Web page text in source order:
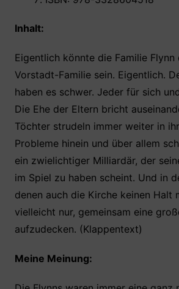
Inhalt:
Eigentlich könnte die Familie Flynn
Vorstadt-Familie sein. Eigentlich.
haben es schwer. Jeder für sich
Die Ehe der Eltern bricht
Töchter strudeln immer weiter in
Probleme hinein und über allem
ein zwielichtiger Milliardär, der
im Spiel zu haben scheint. Und in
denen auch die Kirche keinen Halt
vielleicht nur, gemeinsam eine
aufzudecken. (Klappentext)
Meine Meinung: